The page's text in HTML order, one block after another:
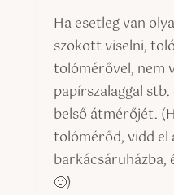
Ha esetleg van
szokott viselni,
tolómérővel, nem
papírszalaggal
belső átmérőjét.
tolómérőd, vidd el
🙂)